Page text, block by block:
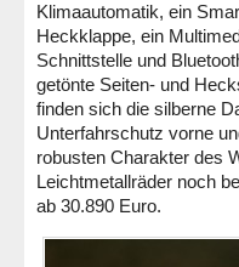
Klimaautomatik, ein
Heckklappe, ein
Schnittstelle und
getönte Seiten- und
finden sich die silberne
Unterfahrschutz vorne
robusten Charakter des
Leichtmetallräder noch
ab 30.890 Euro.